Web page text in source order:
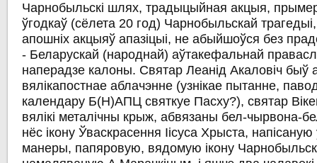
Чарнобыльскі шлях, традыцыйная акцыя,
ўгодкаў (сёлета 20 год) Чарнобыльскай
апошніх акцыяў апазіцыі, не абыйшоўся без
- Беларускай (народнай) аўтакефальнай
наперадзе калоны. Святар Леанід Акаловіч быў
вялікапостнае аблачэнне (узнікае пытанне,
календару Б(Н)АПЦ святкуе Пасху?), святар
вялікі металічны крыж, абвязаны бел-чырвона-
нёс ікону Ўваскрасення Іісуса Хрыста,
манеры, папяровую, вядомую ікону